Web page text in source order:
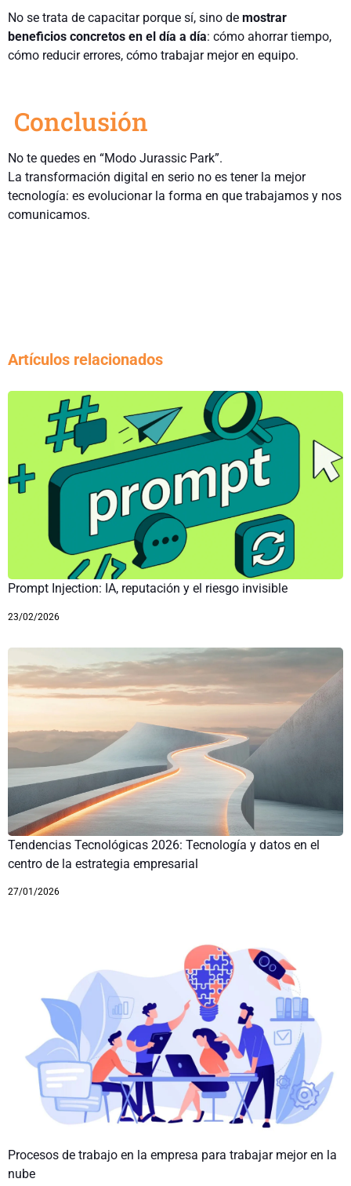
No se trata de capacitar porque sí, sino de mostrar
beneficios concretos en el día a día: cómo ahorrar tiempo,
cómo reducir errores, cómo trabajar mejor en equipo.
Conclusión
No te quedes en “Modo Jurassic Park”.
La transformación digital en serio no es tener la mejor
tecnología: es evolucionar la forma en que trabajamos y nos
comunicamos.
Artículos relacionados
Prompt Injection: IA, reputación y el riesgo invisible
23/02/2026
Tendencias Tecnológicas 2026: Tecnología y datos en el
centro de la estrategia empresarial
27/01/2026
Procesos de trabajo en la empresa para trabajar mejor en la
nube